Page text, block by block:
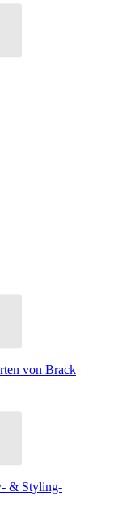
von Brack
& Styling-